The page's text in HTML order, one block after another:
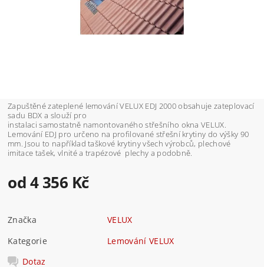
Zapuštěné zateplené lemování VELUX EDJ 2000 obsahuje zateplovací
sadu BDX a slouží pro
instalaci samostatně namontovaného střešního okna VELUX.
Lemování EDJ pro určeno na profilované střešní krytiny do výšky 90
mm. Jsou to například taškové krytiny všech výrobců, plechové
imitace tašek, vlnité a trapézové plechy a podobně.
od 4 356 Kč
Značka
VELUX
Kategorie
Lemování VELUX
Dotaz